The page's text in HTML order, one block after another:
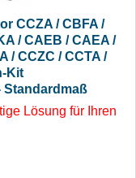
CCZA / CBFA /
/ CAEB / CAEA /
/ CCZC / CCTA /
Kit
Standardmaß
Lösung für Ihren